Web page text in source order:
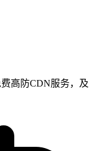
高防CDN服务，及